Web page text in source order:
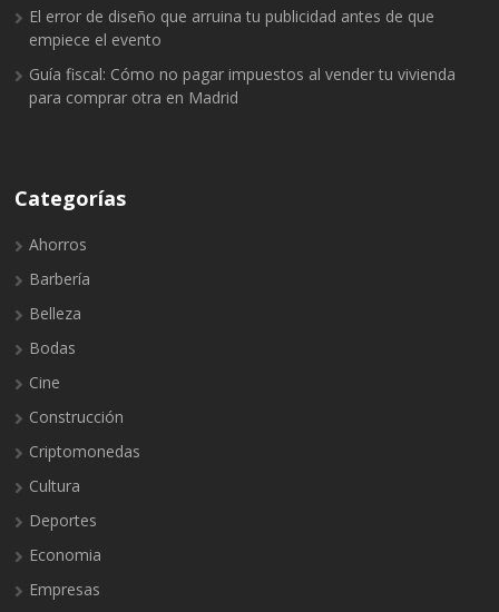
El error de diseño que arruina tu publicidad antes de que
empiece el evento
Guía fiscal: Cómo no pagar impuestos al vender tu vivienda
para comprar otra en Madrid
Categorías
Ahorros
Barbería
Belleza
Bodas
Cine
Construcción
Criptomonedas
Cultura
Deportes
Economia
Empresas